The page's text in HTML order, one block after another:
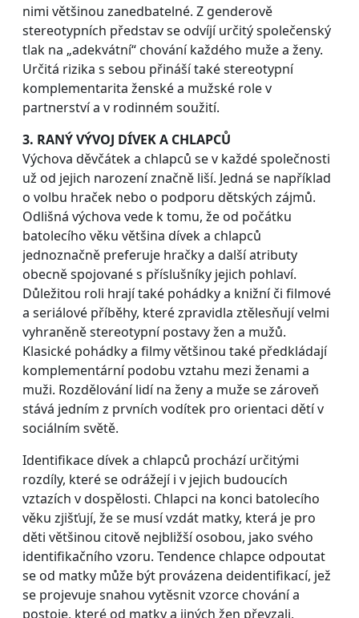
nimi většinou zanedbatelné. Z genderově
stereotypních představ se odvíjí určitý společenský
tlak na „adekvátní“ chování každého muže a ženy.
Určitá rizika s sebou přináší také stereotypní
komplementarita ženské a mužské role v
partnerství a v rodinném soužití.
3. RANÝ VÝVOJ DÍVEK A CHLAPCŮ
Výchova děvčátek a chlapců se v každé společnosti
už od jejich narození značně liší. Jedná se například
o volbu hraček nebo o podporu dětských zájmů.
Odlišná výchova vede k tomu, že od počátku
batolecího věku většina dívek a chlapců
jednoznačně preferuje hračky a další atributy
obecně spojované s příslušníky jejich pohlaví.
Důležitou roli hrají také pohádky a knižní či filmové
a seriálové příběhy, které zpravidla ztělesňují velmi
vyhraněně stereotypní postavy žen a mužů.
Klasické pohádky a filmy většinou také předkládají
komplementární podobu vztahu mezi ženami a
muži. Rozdělování lidí na ženy a muže se zároveň
stává jedním z prvních vodítek pro orientaci dětí v
sociálním světě.
Identifikace dívek a chlapců prochází určitými
rozdíly, které se odrážejí i v jejich budoucích
vztazích v dospělosti. Chlapci na konci batolecího
věku zjišťují, že se musí vzdát matky, která je pro
děti většinou citově nejbližší osobou, jako svého
identifikačního vzoru. Tendence chlapce odpoutat
se od matky může být provázena deidentifikací, jež
se projevuje snahou vytěsnit vzorce chování a
postoje, které od matky a jiných žen převzali,